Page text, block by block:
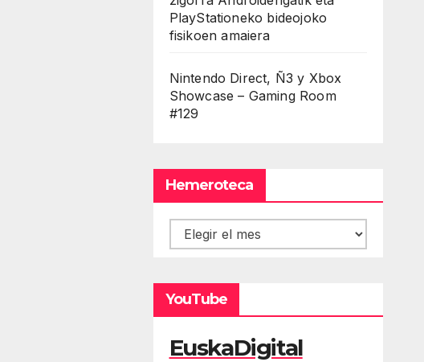
PlayStationeko bideojoko
fisikoen amaiera
Nintendo Direct, Ñ3 y Xbox
Showcase – Gaming Room
#129
Hemeroteca
Hemeroteca
YouTube
EuskaDigital